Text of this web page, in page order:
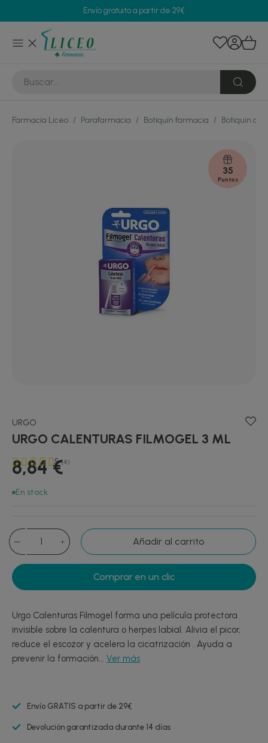
Envío gratuito a partir de 29€
Farmacia Liceo / Parafarmacia / Botiquín farmacia / Botiquin de
35
Puntos
URGO
URGO CALENTURAS FILMOGEL 3 ML
8,84 €
5 (4)
En stock
Añadir al carrito
Comprar en un clic
Urgo Calenturas Filmogel forma una película protectora
invisible sobre la calentura o herpes labial. Alivia el picor,
reduce el escozor y acelera la cicatrización . Ayuda a
prevenir la formación... Ver más
Envío GRATIS a partir de 29€
Devolución garantizada durante 14 días